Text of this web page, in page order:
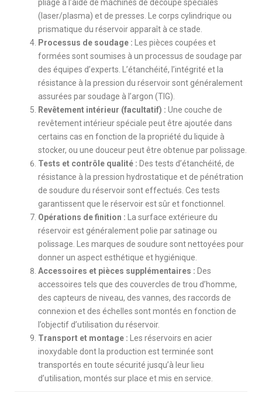
pliage à l’aide de machines de découpe spéciales
(laser/plasma) et de presses. Le corps cylindrique ou
prismatique du réservoir apparaît à ce stade.
Processus de soudage : Les pièces coupées et
formées sont soumises à un processus de soudage par
des équipes d’experts. L’étanchéité, l’intégrité et la
résistance à la pression du réservoir sont généralement
assurées par soudage à l’argon (TIG).
Revêtement intérieur (facultatif) : Une couche de
revêtement intérieur spéciale peut être ajoutée dans
certains cas en fonction de la propriété du liquide à
stocker, ou une douceur peut être obtenue par polissage.
Tests et contrôle qualité : Des tests d’étanchéité, de
résistance à la pression hydrostatique et de pénétration
de soudure du réservoir sont effectués. Ces tests
garantissent que le réservoir est sûr et fonctionnel.
Opérations de finition : La surface extérieure du
réservoir est généralement polie par satinage ou
polissage. Les marques de soudure sont nettoyées pour
donner un aspect esthétique et hygiénique.
Accessoires et pièces supplémentaires : Des
accessoires tels que des couvercles de trou d’homme,
des capteurs de niveau, des vannes, des raccords de
connexion et des échelles sont montés en fonction de
l’objectif d’utilisation du réservoir.
Transport et montage : Les réservoirs en acier
inoxydable dont la production est terminée sont
transportés en toute sécurité jusqu’à leur lieu
d’utilisation, montés sur place et mis en service.